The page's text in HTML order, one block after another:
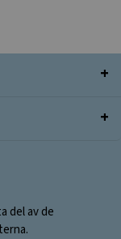
del av de